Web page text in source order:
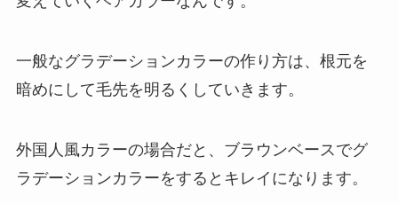
一般なグラデーションカラーの作り方は、根元を
暗めにして毛先を明るくしていきます。
外国人風カラーの場合だと、ブラウンベースでグ
ラデーションカラーをするとキレイになります。